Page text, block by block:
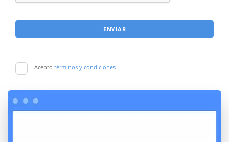
ENVIAR
Acepto términos y condiciones